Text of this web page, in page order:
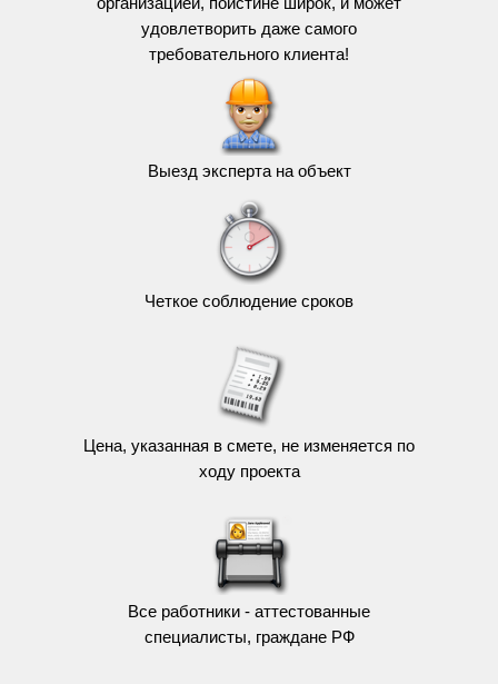
удовлетворить даже самого
требовательного клиента!
Выезд эксперта на объект
Четкое соблюдение сроков
Все работники - аттестованные
специалисты, граждане РФ
Цена, указанная в смете, не изменяется по
ходу проекта